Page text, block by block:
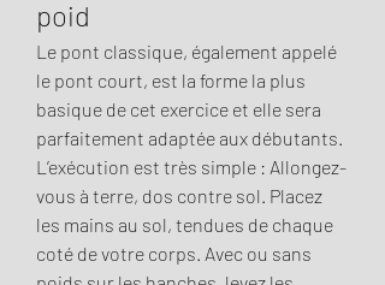
poid
Le pont classique, également appelé
le pont court, est la forme la plus
basique de cet exercice et elle sera
parfaitement adaptée aux débutants.
L’exécution est très simple : Allongez-
vous à terre, dos contre sol. Placez
les mains au sol, tendues de chaque
coté de votre corps. Avec ou sans